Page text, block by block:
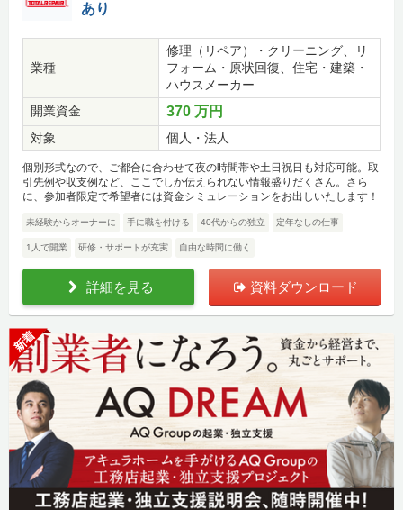
あり
業種
修理（リペア）・クリーニング、リ
フォーム・原状回復、住宅・建築・
ハウスメーカー
開業資金
370 万円
対象 個人・法人
個別形式なので、ご都合に合わせて夜の時間帯や土日祝日も対応可能。取
引先例や収支例など、ここでしか伝えられない情報盛りだくさん。さら
に、参加者限定で希望者には資金シミュレーションをお出しいたします！
未経験からオーナーに 手に職を付ける 40代からの独立 定年なしの仕事
1人で開業 研修・サポートが充実 自由な時間に働く
詳細を見る 資料ダウンロード
新着